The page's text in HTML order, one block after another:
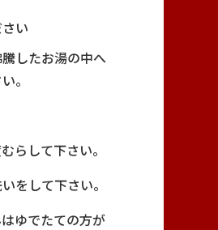
い
したお湯の中へ
。
らして下さい。
をして下さい。
ゆでたての方が